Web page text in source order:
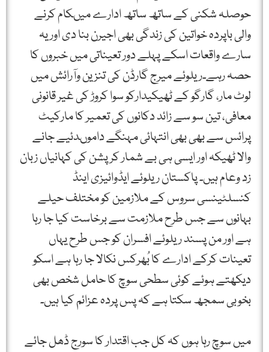
حوصلہ شکنی کے ساتھ ساتھ ادارے میںکام کرنے
والی باپردہ خواتین کی زندگی بھی اجیرن بنا دی اوریہ
سارے واقعات اسکے پہلے دور تعیناتی میں خبروں کا
حصہ رہے۔ریلوئے میرج گارڈن کی تنزین وآرائش میں
لوٹ مار، گارگو کے ٹھیکیدارکو سوا کروڑ کی غیر قانونی
معافی، تین سو سے زائد دکانوں کی تعمیر کا مارکیٹ
پرائس سے بھی بھی انتہائی مہنگے داموںدئیے جانے
والا ٹھیکہ اور ایسی ہی بے شمار کرپشن کی کہانیاں زبان
زد وعام ہیں۔ پاکستان ریلوئے ایڈوائیزی اینڈ
کنسلٹینسی سروس کے ملازمین کو مختلف حیلے
بہانوں سے جس طرح ملازمت سے برخاست کیا جا رہا
ہے اور من پسند ریلوئے افسران کو جس طرح یہاں
تعینات کرکے ادارے کا بُھرکس نکالا جا رہا ہے اسکو
دیکھتے ہوئے کوئی سطحی سوچ کا حامل شخص بھی
بخوبی سمجھ سکتا ہے کہ پس پردہ عزائم کیا ہیں۔
میں سوچ رہا ہوں کہ کل جب اقتدار کا سورج ڈھل جائے